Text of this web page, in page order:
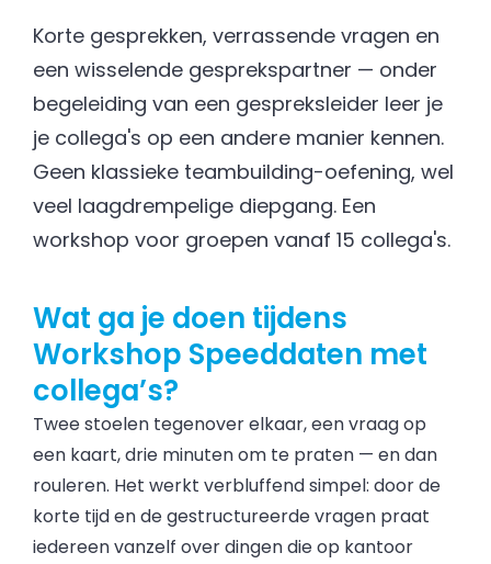
Korte gesprekken, verrassende vragen en
een wisselende gesprekspartner — onder
begeleiding van een gespreksleider leer je
je collega's op een andere manier kennen.
Geen klassieke teambuilding-oefening, wel
veel laagdrempelige diepgang. Een
workshop voor groepen vanaf 15 collega's.
Wat ga je doen tijdens
Workshop Speeddaten met
collega’s?
Twee stoelen tegenover elkaar, een vraag op
een kaart, drie minuten om te praten — en dan
rouleren. Het werkt verbluffend simpel: door de
korte tijd en de gestructureerde vragen praat
iedereen vanzelf over dingen die op kantoor